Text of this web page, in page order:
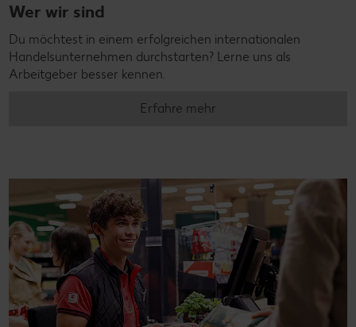
Wer wir sind
Du möchtest in einem erfolgreichen internationalen
Handelsunternehmen durchstarten? Lerne uns als
Arbeitgeber besser kennen.
Erfahre mehr